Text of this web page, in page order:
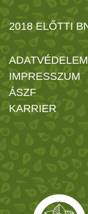
2018 ELŐTTI
ADATVÉDELEM
IMPRESSZUM
ÁSZF
KARRIER